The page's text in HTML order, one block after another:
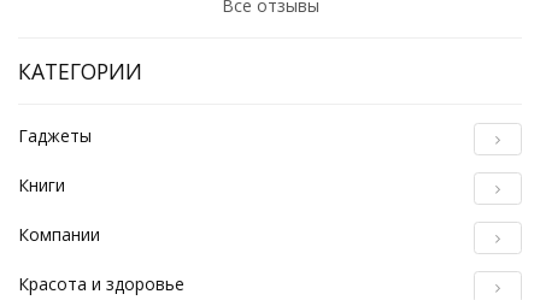
Все отзывы
КАТЕГОРИИ
Гаджеты
Книги
Компании
Красота и здоровье